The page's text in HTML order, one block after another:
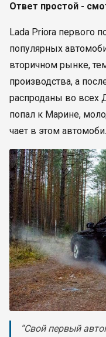
Ответ простой -
Lada Priora первого
популярных
вторичном рынке,
производства, а
распроданы во всех
попал к Марине,
чает в этом
“Свой первый